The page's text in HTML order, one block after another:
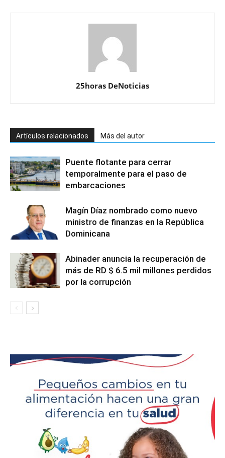
25horas DeNoticias
Artículos relacionados Más del autor
Puente flotante para cerrar
temporalmente para el paso de
embarcaciones
Magín Díaz nombrado como nuevo
ministro de finanzas en la República
Dominicana
Abinader anuncia la recuperación de
más de RD $ 6.5 mil millones perdidos
por la corrupción